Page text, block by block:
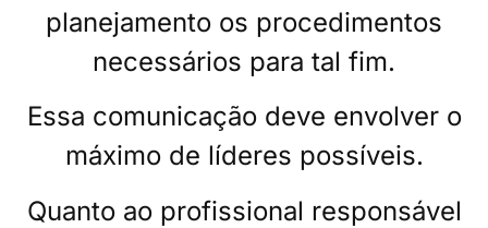
planejamento os procedimentos
necessários para tal fim.
Essa comunicação deve envolver o
máximo de líderes possíveis.
Quanto ao profissional responsável